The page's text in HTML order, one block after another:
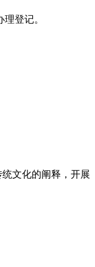
登记。
文化的阐释，开展